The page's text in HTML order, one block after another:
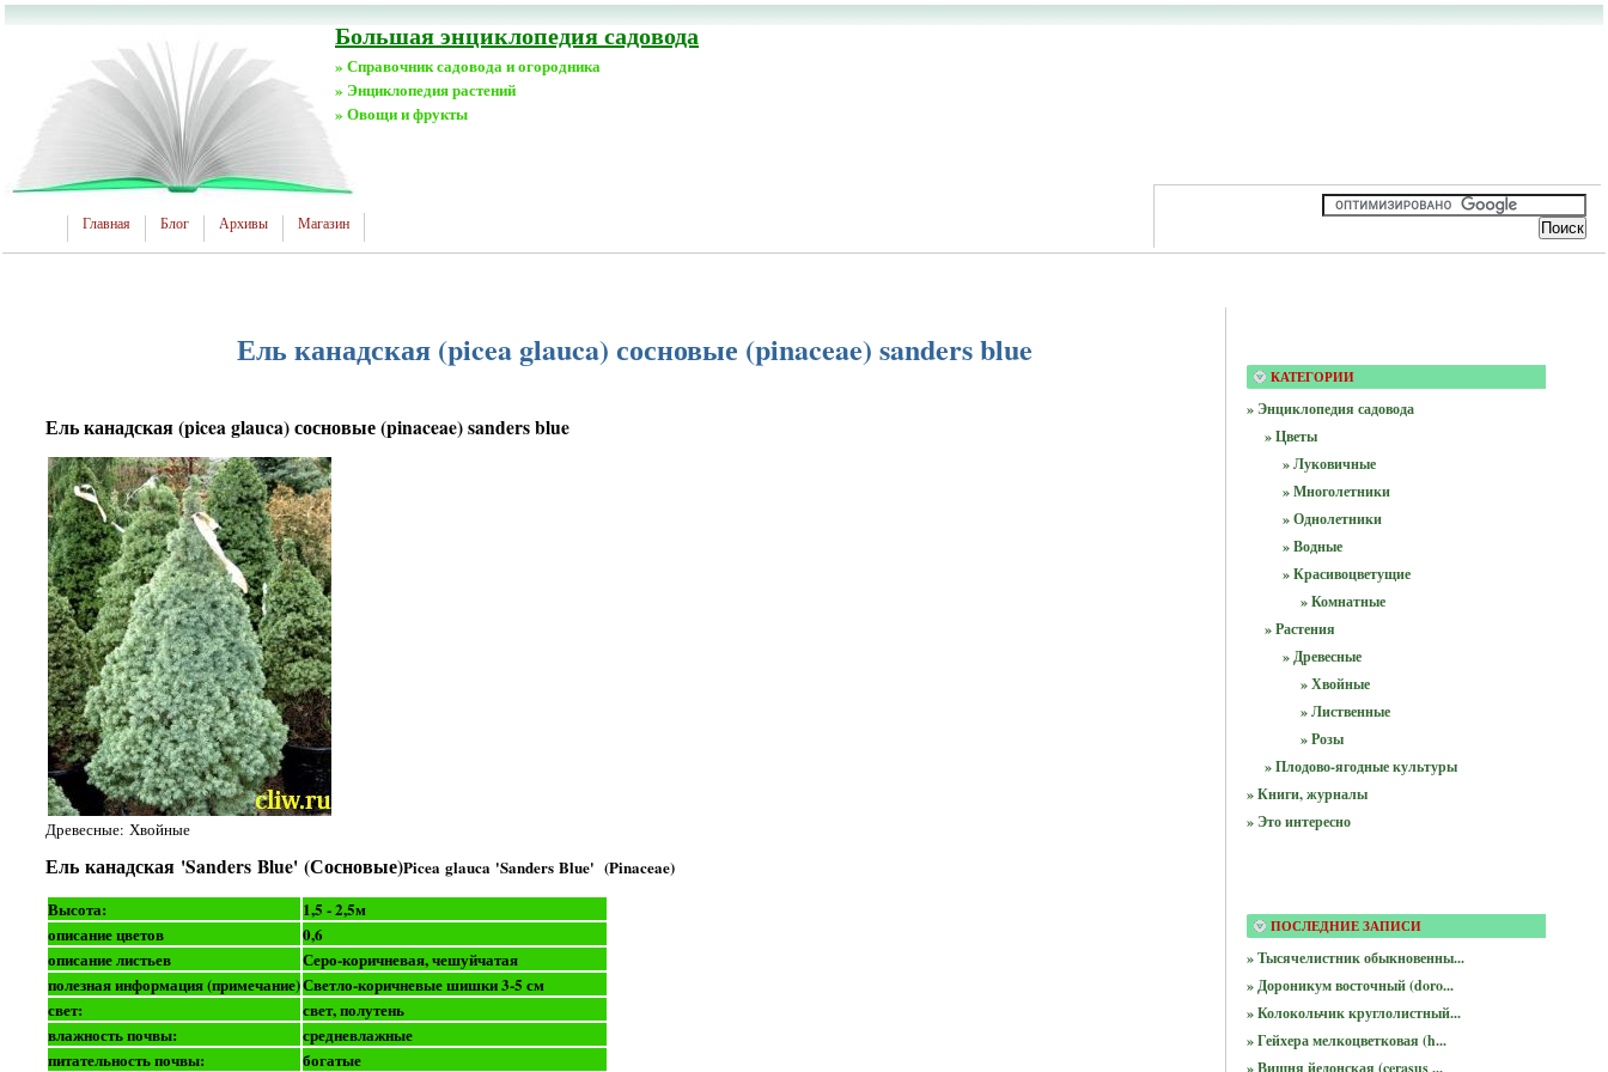
Большая энциклопедия садовода
» Справочник садовода и огородника
» Энциклопедия растений
» Овощи и фрукты
Главная Блог Архивы Магазин
Ель канадская (picea glauca) сосновые (pinaceae) sanders blue
Ель канадская (picea glauca) сосновые (pinaceae) sanders blue
Древесные: Хвойные
Ель канадская 'Sanders Blue' (Сосновые)Picea glauca 'Sanders Blue' (Pinaceae)
Высота:
1,5 - 2,5м
описание цветов
0,6
описание листьев
Серо-коричневая, чешуйчатая
полезная информация (примечание)Светло-коричневые шишки 3-5 см
свет:
свет, полутень
влажность почвы:
средневлажные
питательность почвы:
богатые
КАТЕГОРИИ
» Энциклопедия садовода
» Цветы
» Луковичные
» Многолетники
» Однолетники
» Водные
» Красивоцветущие
» Комнатные
» Растения
» Древесные
» Хвойные
» Лиственные
» Розы
» Плодово-ягодные культуры
» Книги, журналы
» Это интересно
ПОСЛЕДНИЕ ЗАПИСИ
» Тысячелистник обыкновенны...
» Дороникум восточный (doro...
» Колокольчик круглолистный...
» Гейхера мелкоцветковая (h...
» Вишня йедонская (cerasus ...